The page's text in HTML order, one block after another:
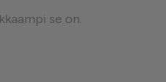
se on.